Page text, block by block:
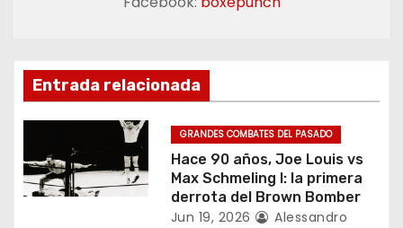
i
ó
n
d
Entrada relacionada
GRANDES COMBATES DEL PASADO
Hace 90 años, Joe Louis vs
Max Schmeling I: la primera
derrota del Brown Bomber
Jun 19, 2026
Alessandro